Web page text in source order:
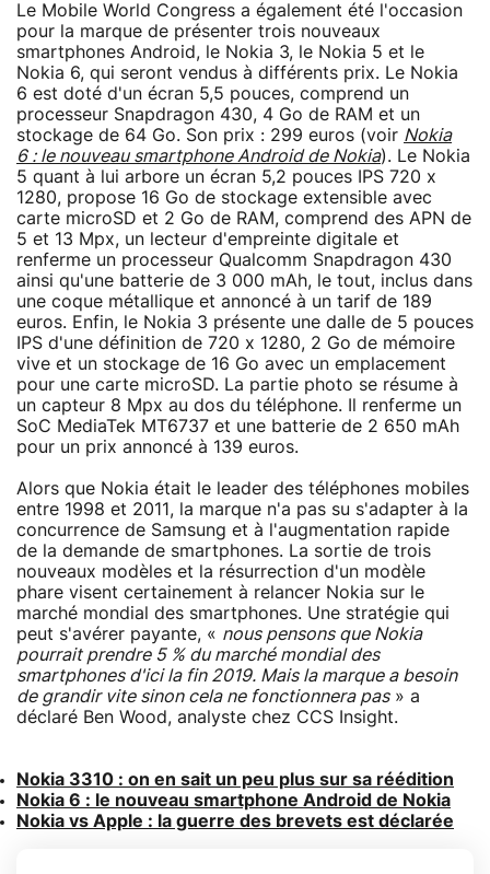
Le Mobile World Congress a également été l'occasion
pour la marque de présenter trois nouveaux
smartphones Android, le Nokia 3, le Nokia 5 et le
Nokia 6, qui seront vendus à différents prix. Le Nokia
6 est doté d'un écran 5,5 pouces, comprend un
processeur Snapdragon 430, 4 Go de RAM et un
stockage de 64 Go. Son prix : 299 euros (voir Nokia
6 : le nouveau smartphone Android de Nokia). Le Nokia
5 quant à lui arbore un écran 5,2 pouces IPS 720 x
1280, propose 16 Go de stockage extensible avec
carte microSD et 2 Go de RAM, comprend des APN de
5 et 13 Mpx, un lecteur d'empreinte digitale et
renferme un processeur Qualcomm Snapdragon 430
ainsi qu'une batterie de 3 000 mAh, le tout, inclus dans
une coque métallique et annoncé à un tarif de 189
euros. Enfin, le Nokia 3 présente une dalle de 5 pouces
IPS d'une définition de 720 x 1280, 2 Go de mémoire
vive et un stockage de 16 Go avec un emplacement
pour une carte microSD. La partie photo se résume à
un capteur 8 Mpx au dos du téléphone. Il renferme un
SoC MediaTek MT6737 et une batterie de 2 650 mAh
pour un prix annoncé à 139 euros.
Alors que Nokia était le leader des téléphones mobiles
entre 1998 et 2011, la marque n'a pas su s'adapter à la
concurrence de Samsung et à l'augmentation rapide
de la demande de smartphones. La sortie de trois
nouveaux modèles et la résurrection d'un modèle
phare visent certainement à relancer Nokia sur le
marché mondial des smartphones. Une stratégie qui
peut s'avérer payante, « nous pensons que Nokia
pourrait prendre 5 % du marché mondial des
smartphones d'ici la fin 2019. Mais la marque a besoin
de grandir vite sinon cela ne fonctionnera pas» a
déclaré Ben Wood, analyste chez CCS Insight.
Nokia 3310 : on en sait un peu plus sur sa réédition
Nokia 6 : le nouveau smartphone Android de Nokia
Nokia vs Apple : la guerre des brevets est déclarée